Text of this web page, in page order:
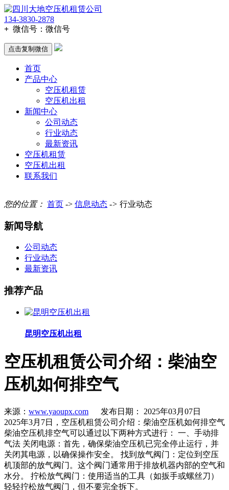
134-3830-2878
+ 微信号： 微信号
点击复制微信
首页
产品中心
空压机租赁
空压机出租
新闻中心
公司动态
行业动态
最新资讯
空压机租赁
空压机出租
联系我们
您的位置： 首页 -> 信息动态 -> 行业动态
新闻导航
公司动态
行业动态
最新资讯
推荐产品
昆明空压机出租
空压机租赁公司介绍：柴油空
压机如何排空气
来源： www.yaoupx.com 发布日期： 2025年03月07日
2025年3月7日，空压机租赁公司介绍：柴油空压机如何排空气
柴油空压机排空气可以通过以下两种方式进行： 一、手动排
气法 关闭电源：首先，确保柴油空压机已完全停止运行，并
关闭其电源，以确保操作安全。 找到放气阀门：定位到空压
机顶部的放气阀门。这个阀门通常用于排放机器内部的空气和
水分。 拧松放气阀门：使用适当的工具（如扳手或螺丝刀）
轻轻拧松放气阀门，但不要完全拆下。